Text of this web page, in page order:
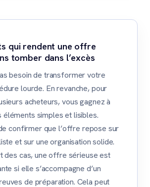
qui rendent une offre
tomber dans l’excès
besoin de transformer votre
lourde. En revanche, pour
acheteurs, vous gagnez à
éléments simples et lisibles.
confirmer que l’offre repose sur
et sur une organisation solide.
des cas, une offre sérieuse est
si elle s’accompagne d’un
de préparation. Cela peut